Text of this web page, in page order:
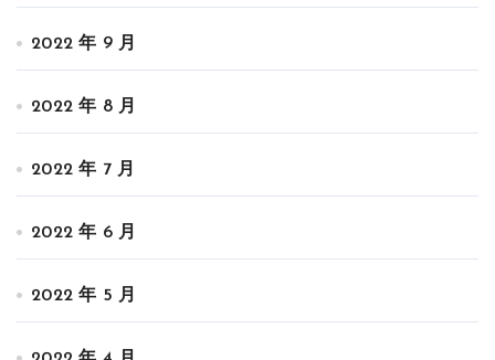
2022 年 9 月
2022 年 8 月
2022 年 7 月
2022 年 6 月
2022 年 5 月